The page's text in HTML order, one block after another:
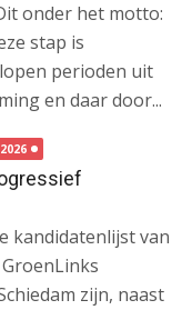
onder het motto:
stap is
perioden uit
en daar door...
2026
kandidatenlijst van
zijn, naast